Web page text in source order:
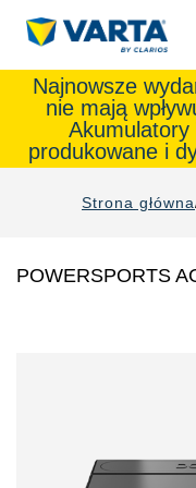
Najnowsze
nie mają
Akumulatory
produkowane i
Strona główna
POWERSPORTS